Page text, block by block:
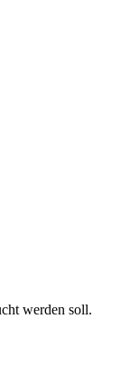
werden soll.